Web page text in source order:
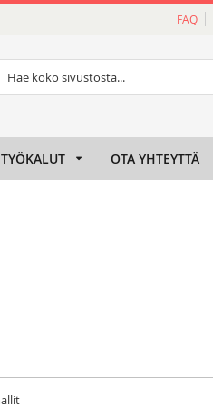
FAQ
TYÖKALUT OTA YHTEYTTÄ